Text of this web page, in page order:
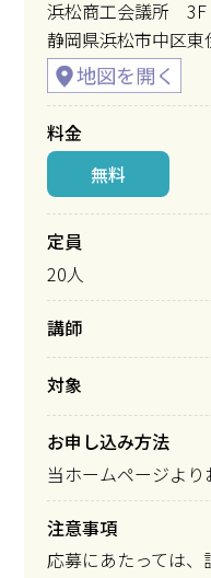
浜松商工会議所 3F
静岡県浜松市中区東
料金
無料
定員
20人
講師
対象
お申し込み方法
当ホームページより
注意事項
応募にあたっては